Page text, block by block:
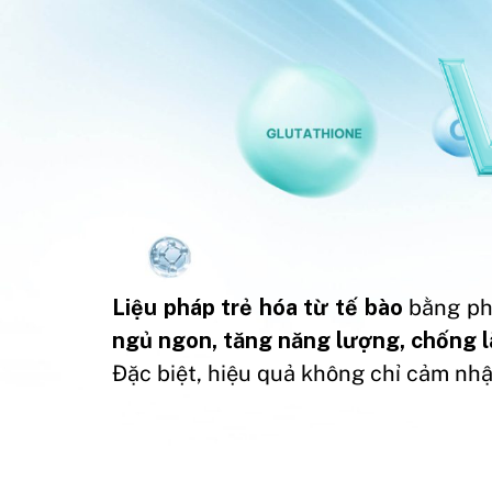
Liệu pháp trẻ hóa từ tế bào bằng
ngủ ngon, tăng năng lượng, chống
Đặc biệt, hiệu quả không chỉ cảm